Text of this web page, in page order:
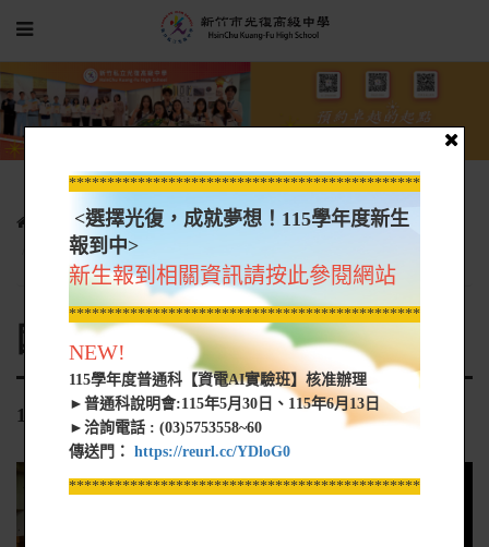
行政單位 圖書館 國際教育
國際教育旅行活動照片
103學年日本動漫團
國際教育旅行活動照片
103學年日本動漫團
*****************************************************
<選擇光復，成就夢想！115學年度新生
報到中>
新生報到相關資訊請按此參閱網站
*****************************************************
NEW!
115學年度普通科【資電AI實驗班】核准辦理
►普通科說明會:115年5月30日、115年6月13日
►洽詢電話 : (03)5753558~60
傳送門： https://reurl.cc/YDloG0
*****************************************************